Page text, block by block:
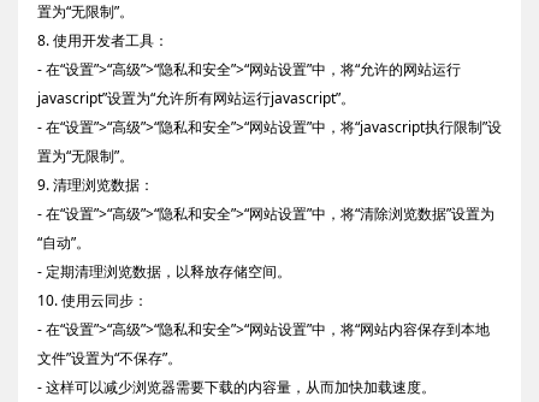
置为“无限制”。
8. 使用开发者工具：
- 在“设置”>“高级”>“隐私和安全”>“网站设置”中，将“允许的网站运行
javascript”设置为“允许所有网站运行javascript”。
- 在“设置”>“高级”>“隐私和安全”>“网站设置”中，将“javascript执行限制”设
置为“无限制”。
9. 清理浏览数据：
- 在“设置”>“高级”>“隐私和安全”>“网站设置”中，将“清除浏览数据”设置为
“自动”。
- 定期清理浏览数据，以释放存储空间。
10. 使用云同步：
- 在“设置”>“高级”>“隐私和安全”>“网站设置”中，将“网站内容保存到本地
文件”设置为“不保存”。
- 这样可以减少浏览器需要下载的内容量，从而加快加载速度。